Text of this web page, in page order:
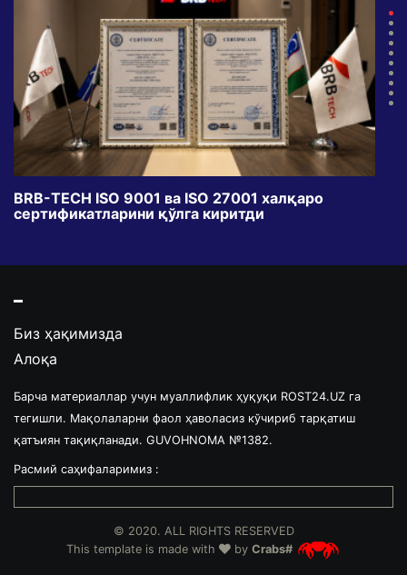
BRB-TECH ISO 9001 ва ISO 27001 халқаро
сертификатларини қўлга киритди
Биз ҳақимизда
Алоқа
Барча материаллар учун муаллифлик ҳуқуқи ROST24.UZ га
тегишли. Мақолаларни фаол ҳаволасиз кўчириб тарқатиш
қатъиян тақиқланади. GUVOHNOMA №1382.
Расмий саҳифаларимиз :
© 2020. ALL RIGHTS RESERVED
This template is made with
by Crabs#